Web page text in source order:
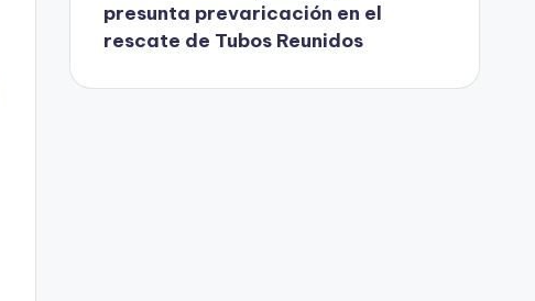
presunta prevaricación en el
rescate de Tubos Reunidos